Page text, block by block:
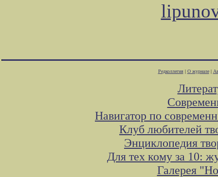
Редколлегия| О журнале|
Навигатор по
Клуб любителей
Энциклопедия
Для тех кому за 10:
Галерея